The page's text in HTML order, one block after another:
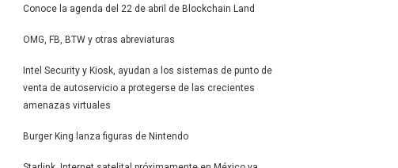
Conoce la agenda del 22 de abril de Blockchain Land
OMG, FB, BTW y otras abreviaturas
Intel Security y Kiosk, ayudan a los sistemas de punto de
venta de autoservicio a protegerse de las crecientes
amenazas virtuales
Burger King lanza figuras de Nintendo